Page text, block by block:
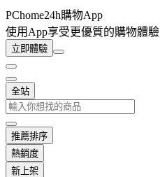
PChome24h購物App
使用App享受更優質的購物體驗
立即體驗
全站
推薦排序
熱銷度
新上架